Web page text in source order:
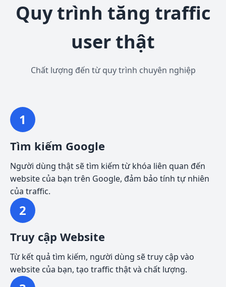
Quy trình tăng traffic
user thật
Chất lượng đến từ quy trình chuyên nghiệp
1
Tìm kiếm Google
Người dùng thật sẽ tìm kiếm từ khóa liên quan đến
website của bạn trên Google, đảm bảo tính tự nhiên
của traffic.
2
Truy cập Website
Từ kết quả tìm kiếm, người dùng sẽ truy cập vào
website của bạn, tạo traffic thật và chất lượng.